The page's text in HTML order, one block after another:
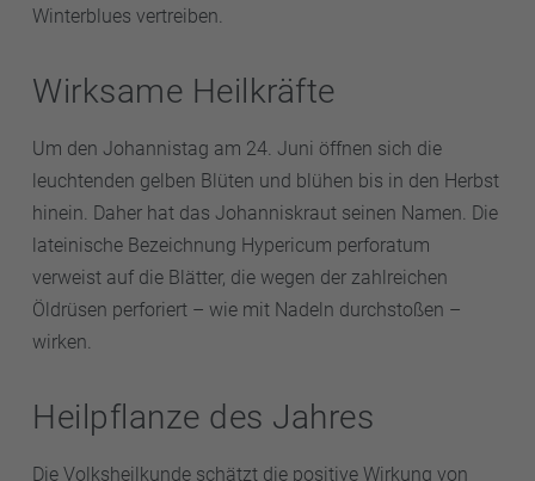
Winterblues vertreiben.
Wirksame Heilkräfte
Um den Johannistag am 24. Juni öffnen sich die
leuchtenden gelben Blüten und blühen bis in den Herbst
hinein. Daher hat das Johanniskraut seinen Namen. Die
lateinische Bezeichnung Hypericum perforatum
verweist auf die Blätter, die wegen der zahlreichen
Öldrüsen perforiert – wie mit Nadeln durchstoßen –
wirken.
Heilpflanze des Jahres
Die Volksheilkunde schätzt die positive Wirkung von